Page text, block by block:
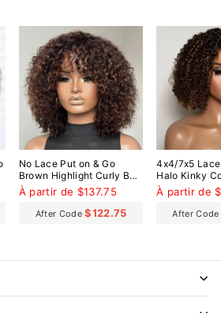
No Lace Put on & Go
Brown Highlight Curly Bob
Wig With Bangs
À partir de $137.75
After Code$122.75
4x4/7x5
Halo Kinky
Everything
Glueless Wig
À partir de
After Code